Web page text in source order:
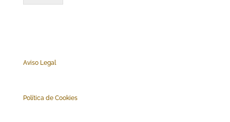
Aviso Legal
Política de Cookies